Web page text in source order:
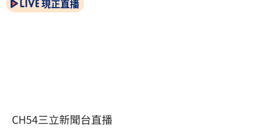
現正直播
CH54三立新聞台直播